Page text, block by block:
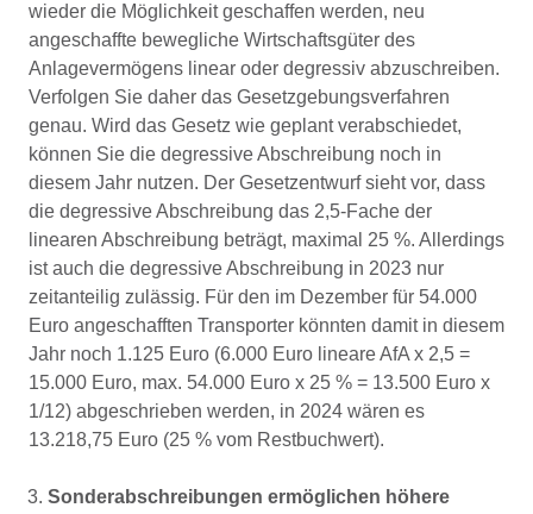
wieder die Möglichkeit geschaffen werden, neu
angeschaffte bewegliche Wirtschaftsgüter des
Anlagevermögens linear oder degressiv abzuschreiben.
Verfolgen Sie daher das Gesetzgebungsverfahren
genau. Wird das Gesetz wie geplant verabschiedet,
können Sie die degressive Abschreibung noch in
diesem Jahr nutzen. Der Gesetzentwurf sieht vor, dass
die degressive Abschreibung das 2,5-Fache der
linearen Abschreibung beträgt, maximal 25 %. Allerdings
ist auch die degressive Abschreibung in 2023 nur
zeitanteilig zulässig. Für den im Dezember für 54.000
Euro angeschafften Transporter könnten damit in diesem
Jahr noch 1.125 Euro (6.000 Euro lineare AfA x 2,5 =
15.000 Euro, max. 54.000 Euro x 25 % = 13.500 Euro x
1/12) abgeschrieben werden, in 2024 wären es
13.218,75 Euro (25 % vom Restbuchwert).
Sonderabschreibungen ermöglichen höhere